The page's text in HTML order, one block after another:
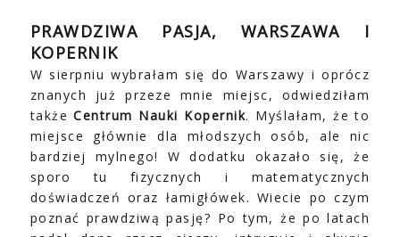
PRAWDZIWA PASJA, WARSZAWA I
KOPERNIK
W sierpniu wybrałam się do Warszawy i oprócz
znanych już przeze mnie miejsc, odwiedziłam
takżeCentrum Nauki Kopernik. Myślałam, że to
miejsce głównie dla młodszych osób, ale nic
bardziej mylnego! W dodatku okazało się, że
sporo tu fizycznych i matematycznych
doświadczeń oraz łamigłówek. Wiecie po czym
poznać prawdziwą pasję? Po tym, że po latach